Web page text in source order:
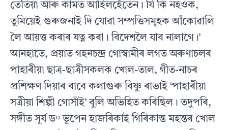
তেতিয়া আৰু কামত আহিলহেঁতেন। যি কি নহওক,
তুমিয়েই গুৰুজনাই দি যোৱা সম্পত্তিসমূহক আঁকোৱালি
লৈ আয়ত্ত কৰাৰ যত্ন কৰা। বিদেশলৈ যাব নালাগে।’
আনহাতে, প্ৰয়াত গহনচন্দ্ৰ গোস্বামীৰ লগত অৰুণাচলৰ
পাহাৰীয়া ছাত্ৰ-ছাত্ৰীসকলক খোল-তাল, গীত-নাচৰ
প্ৰশিক্ষণ দিয়াৰ বাবে কলাগুৰু বিষ্ণু ৰাভাই ‘পাহাৰীয়া
সত্ৰীয়া শিল্পী গোসাঁই’ বুলি অভিহিত কৰিছিল। তদুপৰি,
সঙ্গীত সূৰ্য‍ ড° ভূপেন হাজৰিকাই গিৰিকান্ত মহন্তৰ খোল